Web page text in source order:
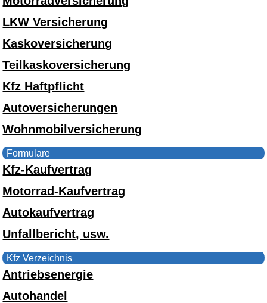
LKW Versicherung
Kaskoversicherung
Teilkaskoversicherung
Kfz Haftpflicht
Autoversicherungen
Wohnmobilversicherung
Formulare
Kfz-Kaufvertrag
Motorrad-Kaufvertrag
Autokaufvertrag
Unfallbericht, usw.
Kfz Verzeichnis
Antriebsenergie
Autohandel